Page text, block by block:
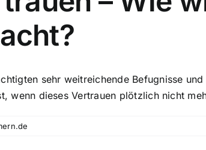
sehr weitreichende Befugnisse
wenn dieses Vertrauen plötzlich nicht